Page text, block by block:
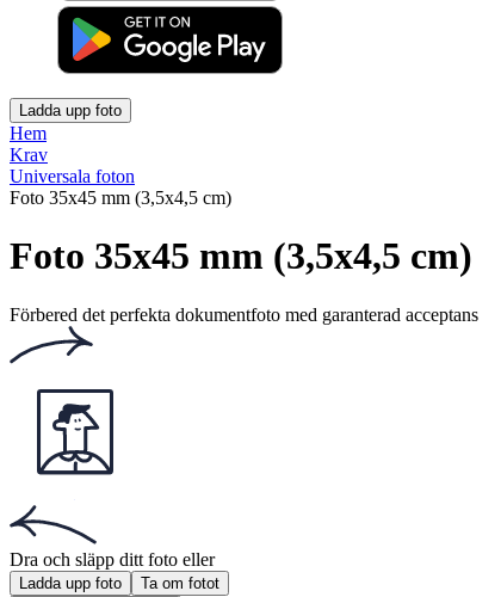
Ladda upp foto
Hem
Krav
Universala foton
Foto 35x45 mm (3,5x4,5 cm)
Foto 35x45 mm (3,5x4,5 cm)
Förbered det perfekta dokumentfoto med garanterad acceptans
Dra och släpp ditt foto eller
Ladda upp foto
Ta om fotot